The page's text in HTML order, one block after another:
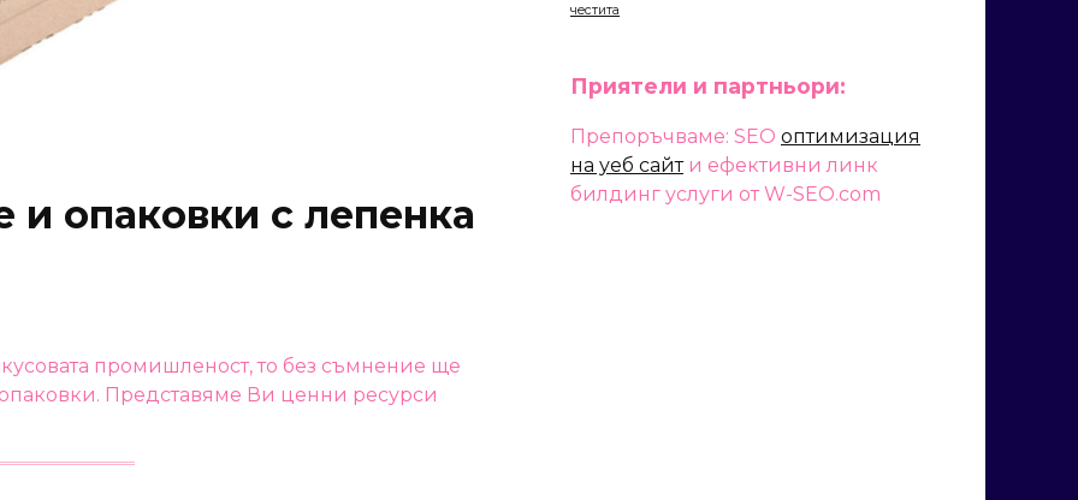
и опаковки с лепенка
промишленост, то без съмнение ще
Представяме Ви ценни ресурси
честита
Приятели и партньори:
Препоръчваме: SEO оптимизация
на уеб сайти ефективни линк
билдинг услуги от W-SEO.com